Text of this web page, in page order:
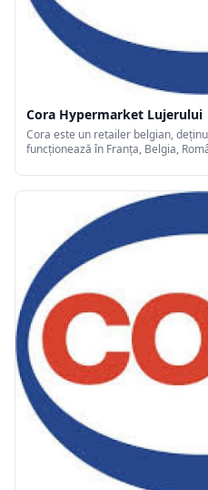
Cora Hypermarket Lujerului
Cora este un retailer belgian,
funcționează în Franța, Belgia,